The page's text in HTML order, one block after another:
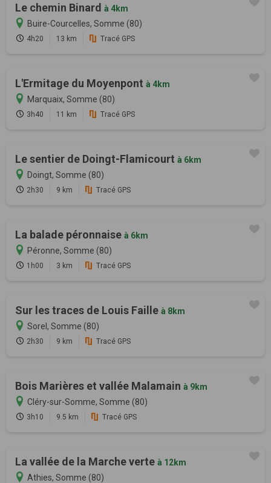
Le chemin Binard à 4km
Buire-Courcelles, Somme (80)
4h20 13 km Tracé GPS
L'Ermitage du Moyenpont à 4km
Marquaix, Somme (80)
3h40 11 km Tracé GPS
Le sentier de Doingt-Flamicourt à 6km
Doingt, Somme (80)
2h30 9 km Tracé GPS
La balade péronnaise à 6km
Péronne, Somme (80)
1h00 3 km Tracé GPS
Sur les traces de Louis Faille à 8km
Sorel, Somme (80)
2h30 9 km Tracé GPS
Bois Marières et vallée Malamain à 9km
Cléry-sur-Somme, Somme (80)
3h10 9.5 km Tracé GPS
La vallée de la Marche verte à 12km
Athies, Somme (80)